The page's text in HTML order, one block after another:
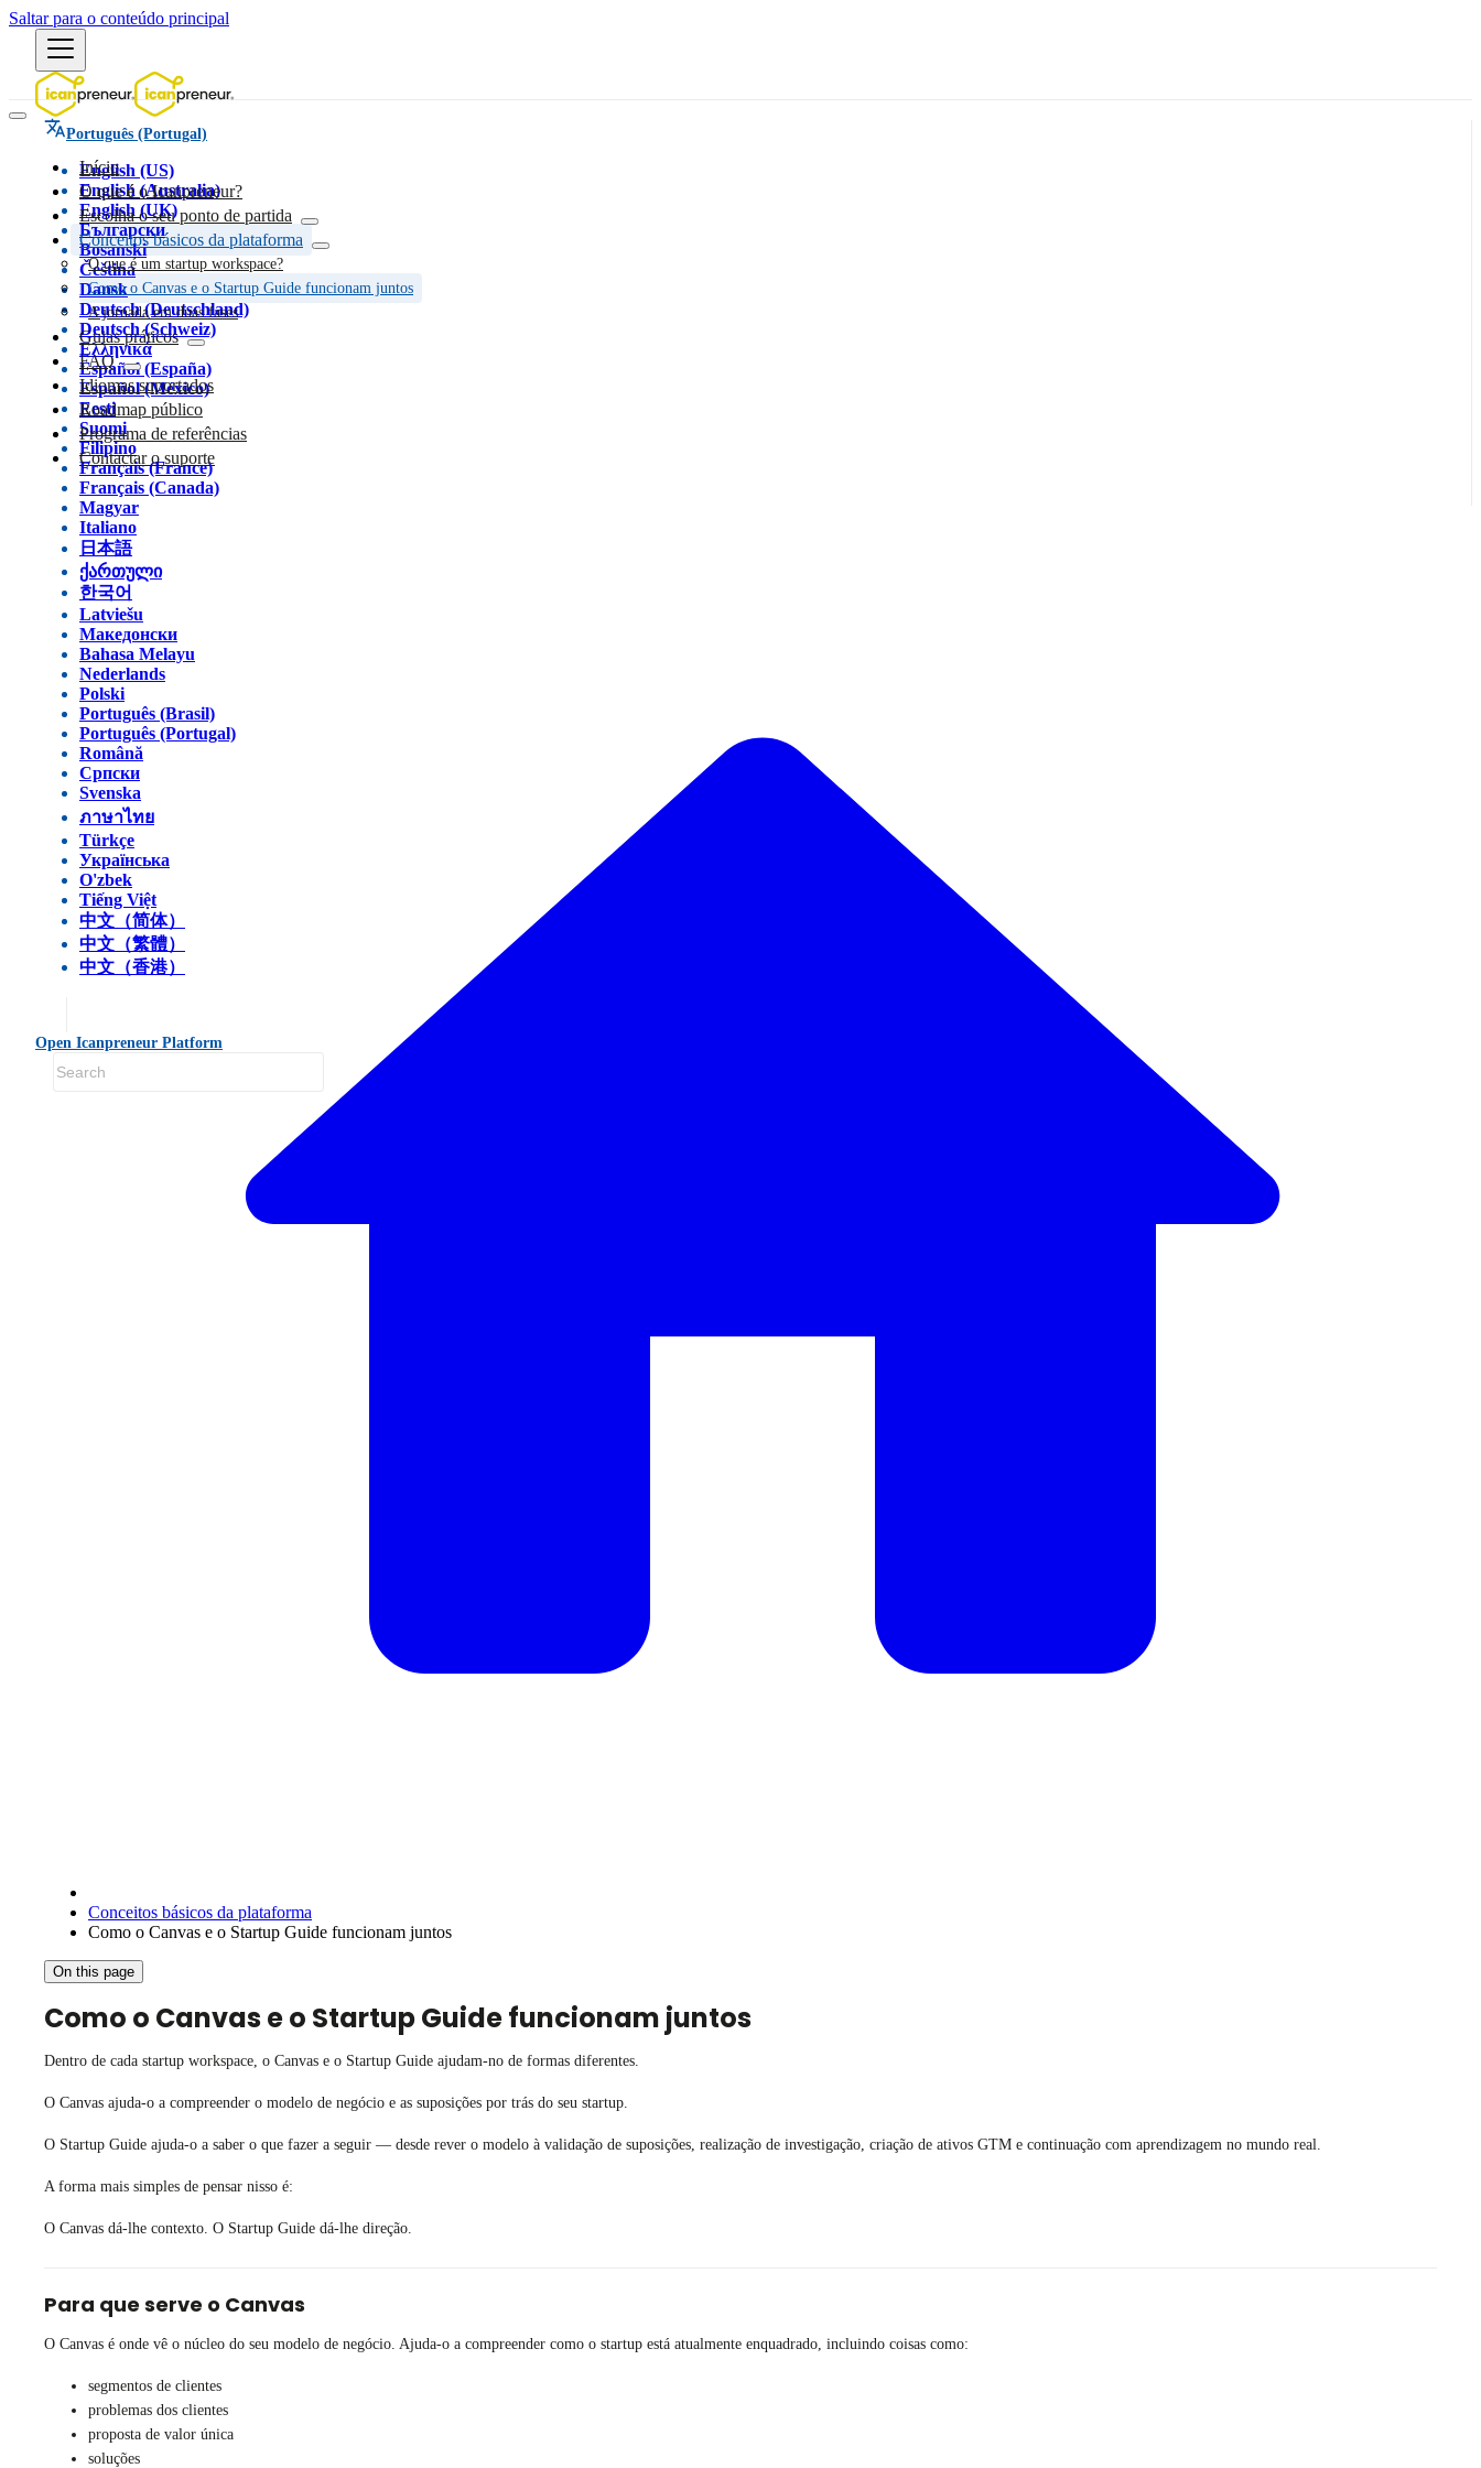
Saltar para o conteúdo principal
Português (Portugal)
English (US)
English (Australia)
English (UK)
Български
Bosanski
Čeština
Dansk
Deutsch (Deutschland)
Deutsch (Schweiz)
Ελληνικά
Español (España)
Español (México)
Eesti
Suomi
Filipino
Français (France)
Français (Canada)
Magyar
Italiano
日本語
ქართული
한국어
Latviešu
Македонски
Bahasa Melayu
Nederlands
Polski
Português (Brasil)
Português (Portugal)
Română
Српски
Svenska
ภาษาไทย
Türkçe
Українська
O'zbek
Tiếng Việt
中文（简体）
中文（繁體）
中文（香港）
Open Icanpreneur Platform
Início
O que é o Icanpreneur?
Escolha o seu ponto de partida
Conceitos básicos da plataforma
O que é um startup workspace?
Como o Canvas e o Startup Guide funcionam juntos
A jornada em duas fases
Guias práticos
FAQ
Idiomas suportados
Roadmap público
Programa de referências
Contactar o suporte
Conceitos básicos da plataforma
Como o Canvas e o Startup Guide funcionam juntos
On this page
Como o Canvas e o Startup Guide funcionam juntos
Dentro de cada startup workspace, o Canvas e o Startup Guide ajudam-no de formas diferentes.
O Canvas ajuda-o a compreender o modelo de negócio e as suposições por trás do seu startup.
O Startup Guide ajuda-o a saber o que fazer a seguir — desde rever o modelo à validação de suposições, realização de investigação, criação de ativos GTM e continuação com aprendizagem no mundo real.
A forma mais simples de pensar nisso é:
O Canvas dá-lhe contexto. O Startup Guide dá-lhe direção.
Para que serve o Canvas
O Canvas é onde vê o núcleo do seu modelo de negócio. Ajuda-o a compreender como o startup está atualmente enquadrado, incluindo coisas como:
segmentos de clientes
problemas dos clientes
proposta de valor única
soluções